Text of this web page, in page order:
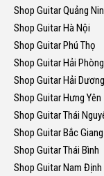
Shop Guitar Quảng
Shop Guitar Hà Nội
Shop Guitar Phú Thọ
Shop Guitar Hải Phòng
Shop Guitar Hải Dương
Shop Guitar Hưng Yên
Shop Guitar Thái
Shop Guitar Bắc Giang
Shop Guitar Thái Bình
Shop Guitar Nam Định